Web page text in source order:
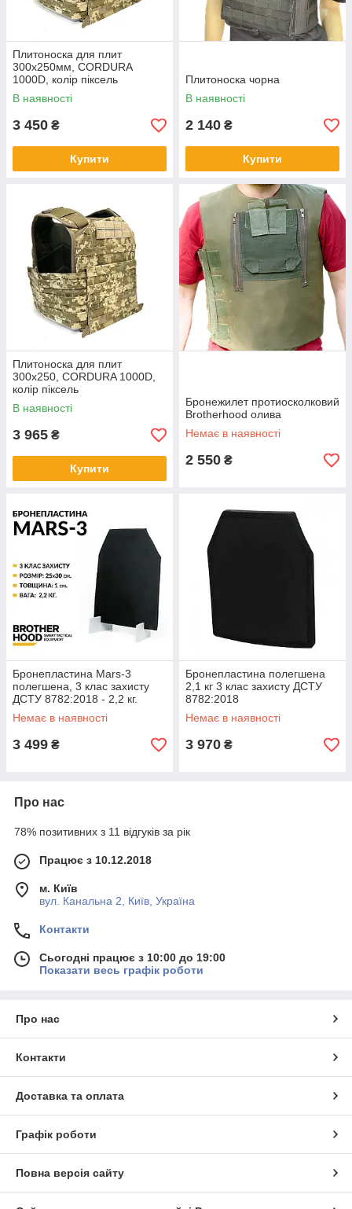
Плитоноска для плит
300х250мм, CORDURA
1000D, колір піксель
В наявності
3 450 ₴
Купити
Плитоноска чорна
В наявності
2 140 ₴
Купити
Плитоноска для плит
300х250, CORDURA 1000D,
колір піксель
В наявності
3 965 ₴
Купити
Бронежилет протиосколковий
Brotherhood олива
Немає в наявності
2 550 ₴
Бронепластина Mars-3
полегшена, 3 клас захисту
ДСТУ 8782:2018 - 2,2 кг.
Немає в наявності
3 499 ₴
Бронепластина полегшена
2,1 кг 3 клас захисту ДСТУ
8782:2018
Немає в наявності
3 970 ₴
Про нас
78% позитивних з 11 відгуків за рік
Працює з 10.12.2018
м. Київ
вул. Канальна 2, Київ, Україна
Контакти
Сьогодні працює з 10:00 до 19:00
Показати весь графік роботи
Про нас
Контакти
Доставка та оплата
Графік роботи
Повна версія сайту